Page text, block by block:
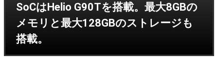
SoCはHelio G90Tを搭載。最大8GBの
メモリと最大128GBのストレージも
搭載。